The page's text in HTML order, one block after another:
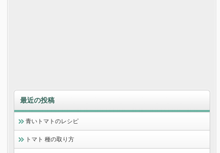
最近の投稿
青いトマトのレシピ
トマト 種の取り方